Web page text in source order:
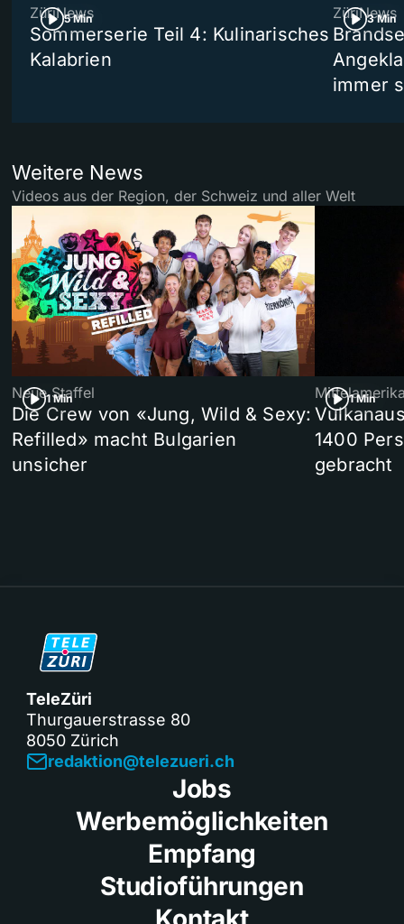
5 Min
ZüriNews
Sommerserie Teil 4: Kulinarisches
Kalabrien
3 Min
ZüriNews
immer
Weitere News
Videos aus der Region, der Schweiz und aller Welt
1 Min
Neue Staffel
Die Crew von «Jung, Wild & Sexy:
Refilled» macht Bulgarien
unsicher
1 Min
1400
gebracht
TeleZüri
Thurgauerstrasse 80
8050 Zürich
redaktion@telezueri.ch
Jobs
Werbemöglichkeiten
Empfang
Studioführungen